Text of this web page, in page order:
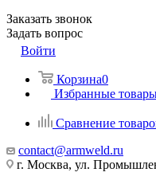
Заказать звонок
Задать вопрос
Войти
Корзина0
Избранные
Сравнение
contact@armweld.ru
г. Москва, ул.